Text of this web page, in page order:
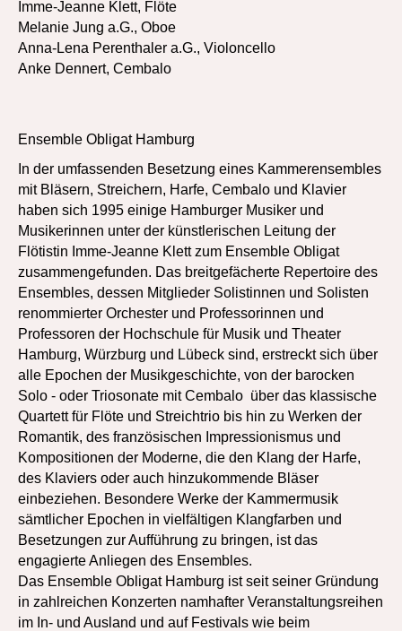
Imme-Jeanne Klett, Flöte
Melanie Jung a.G., Oboe
Anna-Lena Perenthaler a.G., Violoncello
Anke Dennert, Cembalo
Ensemble Obligat Hamburg
In der umfassenden Besetzung eines Kammerensembles
mit Bläsern, Streichern, Harfe, Cembalo und Klavier
haben sich 1995 einige Hamburger Musiker und
Musikerinnen unter der künstlerischen Leitung der
Flötistin Imme-Jeanne Klett zum Ensemble Obligat
zusammengefunden. Das breitgefächerte Repertoire des
Ensembles, dessen Mitglieder Solistinnen und Solisten
renommierter Orchester und Professorinnen und
Professoren der Hochschule für Musik und Theater
Hamburg, Würzburg und Lübeck sind, erstreckt sich über
alle Epochen der Musikgeschichte, von der barocken
Solo - oder Triosonate mit Cembalo über das klassische
Quartett für Flöte und Streichtrio bis hin zu Werken der
Romantik, des französischen Impressionismus und
Kompositionen der Moderne, die den Klang der Harfe,
des Klaviers oder auch hinzukommende Bläser
einbeziehen. Besondere Werke der Kammermusik
sämtlicher Epochen in vielfältigen Klangfarben und
Besetzungen zur Aufführung zu bringen, ist das
engagierte Anliegen des Ensembles.
Das Ensemble Obligat Hamburg ist seit seiner Gründung
in zahlreichen Konzerten namhafter Veranstaltungsreihen
im In- und Ausland und auf Festivals wie beim